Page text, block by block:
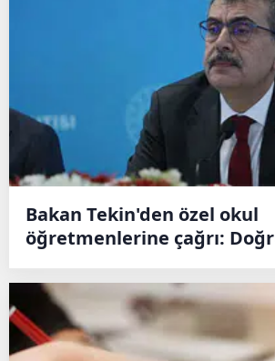
Bakan Tekin'den özel okul
öğretmenlerine çağrı: